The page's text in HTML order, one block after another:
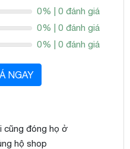
0% | 0 đánh giá
0% | 0 đánh giá
0% | 0 đánh giá
NGAY
cũng đóng họ ở
hộ shop